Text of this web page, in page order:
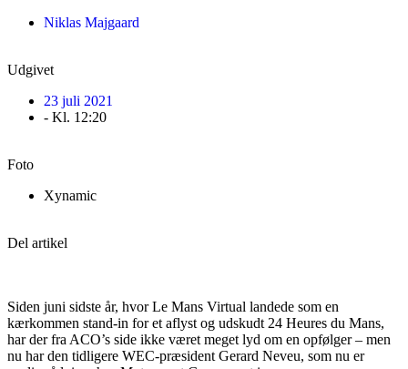
Niklas Majgaard
Udgivet
23 juli 2021
- Kl. 12:20
Foto
Xynamic
Del artikel
Siden juni sidste år, hvor Le Mans Virtual landede som en
kærkommen stand-in for et aflyst og udskudt 24 Heures du Mans,
har der fra ACO’s side ikke været meget lyd om en opfølger – men
nu har den tidligere WEC-præsident Gerard Neveu, som nu er